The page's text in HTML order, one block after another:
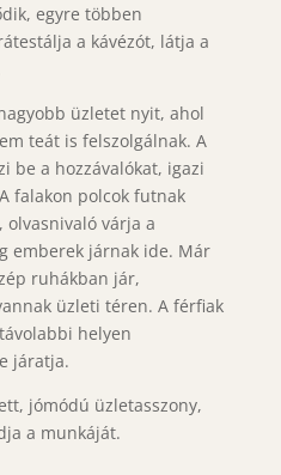
egyre többen
a kávézót, látja a
üzletet nyit, ahol
teát is felszolgálnak. A
be a hozzávalókat, igazi
falakon polcok futnak
olvasnivaló várja a
emberek járnak ide. Már
ruhákban jár,
üzleti téren. A férfiak
helyen
járatja.
jómódú üzletasszony,
a munkáját.